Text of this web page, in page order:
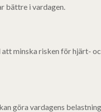
bättre i vardagen.
minska risken för hjärt-
göra vardagens